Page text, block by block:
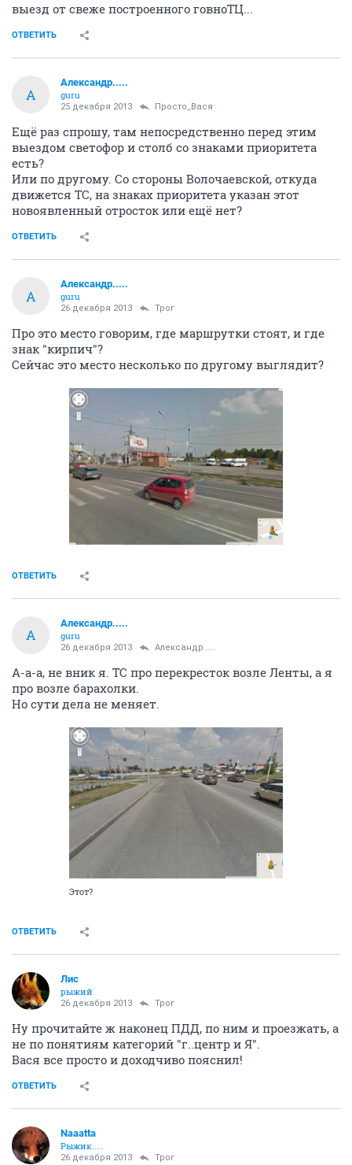
выезд от свеже построенного говноТЦ...
ОТВЕТИТЬ
А
Александр.....
guru
25 декабря 2013 Просто_Вася
Ещё раз спрошу, там непосредственно перед этим
выездом светофор и столб со знаками приоритета
есть?
Или по другому. Со стороны Волочаевской, откуда
движется ТС, на знаках приоритета указан этот
новоявленный отросток или ещё нет?
ОТВЕТИТЬ
А
Александр.....
guru
26 декабря 2013 Трог
Про это место говорим, где маршрутки стоят, и где
знак "кирпич"?
Сейчас это место несколько по другому выглядит?
ОТВЕТИТЬ
А
Александр.....
guru
26 декабря 2013 Александр.....
А-а-а, не вник я. ТС про перекресток возле Ленты, а я
про возле барахолки.
Но сути дела не меняет.
Этот?
ОТВЕТИТЬ
Лис
рыжий
26 декабря 2013 Трог
Ну прочитайте ж наконец ПДД, по ним и проезжать, а
не по понятиям категорий "г..центр и Я".
Вася все просто и доходчиво пояснил!
ОТВЕТИТЬ
Naaatta
Рыжик.....
26 декабря 2013 Трог